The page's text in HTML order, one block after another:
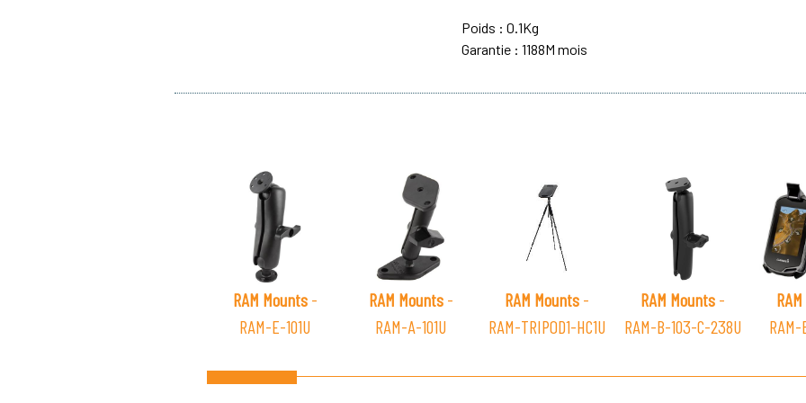
Poids : 0.1Kg
Garantie : 1188M mois
RAM Mounts-
RAM-E-101U
RAM Mounts-
RAM-A-101U
RAM Mounts-
RAM-TRIPOD1-HC1U
RAM Mounts-
RAM-B-103-C-238U
RAM-